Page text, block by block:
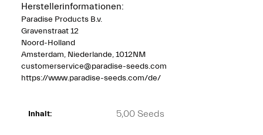
Herstellerinformationen:
Paradise Products B.v.
Gravenstraat 12
Noord-Holland
Amsterdam, Niederlande, 1012NM
customerservice@paradise-seeds.com
https://www.paradise-seeds.com/de/
Inhalt: 5,00 Seeds